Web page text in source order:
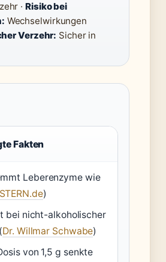
· Risiko bei
Wechselwirkungen
Verzehr: Sicher in
Fakten
Leberenzyme wie
STERN.de)
bei nicht-alkoholischer
Dr. Willmar Schwabe)
von 1,5 g senkte